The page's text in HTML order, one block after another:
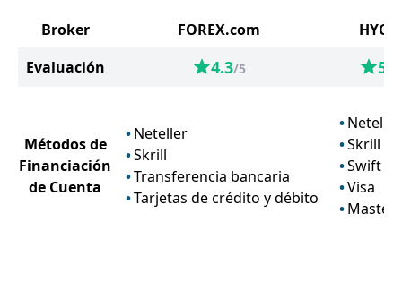
Broker FOREX.com
HYCM
Evaluación
4.3/5 5
Métodos de
Financiación
de Cuenta
Neteller
Skrill
Transferencia bancaria
Tarjetas de crédito y débito
Neteller
Skrill
Swift
Visa